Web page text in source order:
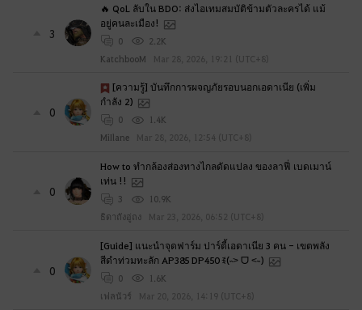
3
🔥 QoL ลับใน BDO: ส่งไอเทมสมบัติข้ามตัวละครได้ แม้
อยู่คนละเมือง!
0
2.2K
KatchbooM
Mar 28, 2026, 19:21 (UTC+8)
0
[ความรู้] บันทึกการผจญภัยรอบนอกเอดาเนีย (เพิ่ม
กำลัง 2)
0
1.4K
MiIlane
Mar 28, 2026, 12:54 (UTC+8)
0
How to ทำกล้องส่องทางไกลดัดแปลง ของลาฟี่ เบดเมาน์
เท่น !!
3
10.9K
ธิดาถังอู่ถง
Mar 23, 2026, 06:52 (UTC+8)
0
[Guide] แนะนำจุดฟาร์ม ปาร์ตี้เอดาเนีย 3 คน - เขตพลัง
สีดำท่วมทะลัก AP385 DP450 ꉂ(˵˃ ᗜ ˂˵)
0
1.6K
เฟลนัวร์
Mar 20, 2026, 14:19 (UTC+8)